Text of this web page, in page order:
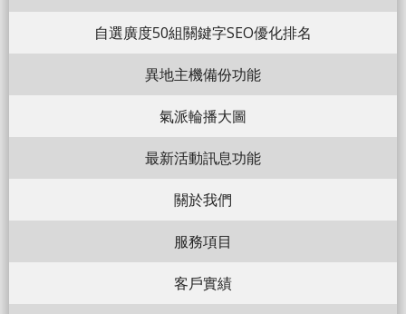
自選廣度50組關鍵字SEO優化排名
異地主機備份功能
氣派輪播大圖
最新活動訊息功能
關於我們
服務項目
客戶實績